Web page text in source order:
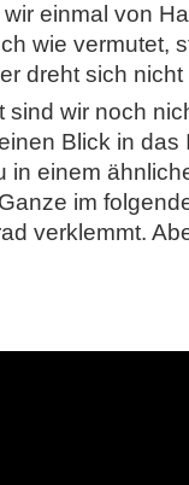
einmal von
wie vermutet,
dreht sich nicht
wir noch
Blick in das
in einem
im
verklemmt.